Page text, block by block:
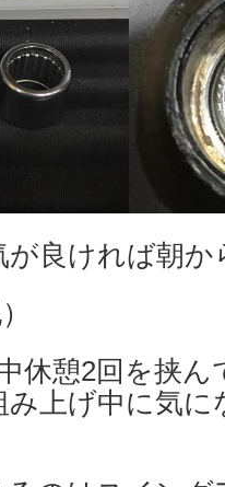
が良ければ朝
休憩2回を挟ん
み上げ中に気